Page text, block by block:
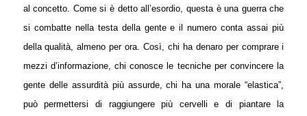
al concetto. Come si è detto all’esordio, questa è una guerra che
si combatte nella testa della gente e il numero conta assai più
della qualità, almeno per ora. Così, chi ha denaro per comprare i
mezzi d’informazione, chi conosce le tecniche per convincere la
gente delle assurdità più assurde, chi ha una morale “elastica”,
può permettersi di raggiungere più cervelli e di piantare la